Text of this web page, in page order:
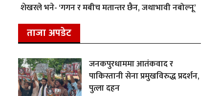
शेखरले भने- ‘गगन र मबीच मतान्तर छैन, जथाभावी नबोल्नू’
ताजा अपडेट
जनकपुरधाममा आतंकवाद र
पाकिस्तानी सेना प्रमुखविरुद्ध प्रदर्शन,
पुत्ला दहन